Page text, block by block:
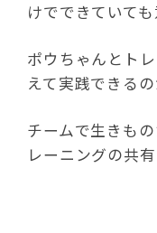
けでできていても
ポウちゃんとト
えて実践できるの
チームで生きも
レーニングの共